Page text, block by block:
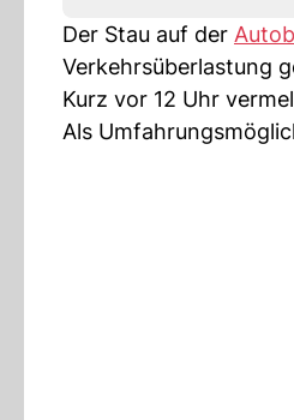
Der Stau auf der
Verkehrsüberlastung
Kurz vor 12 Uhr
Als